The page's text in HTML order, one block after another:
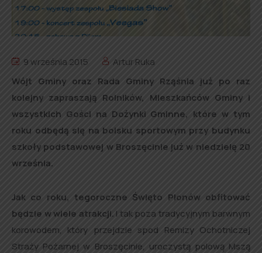
9 września 2015
Artur Ruka
Wójt Gminy oraz Rada Gminy Rząśnia już po raz
kolejny zapraszają Rolników, Mieszkańców Gminy i
wszystkich Gości na Dożynki Gminne, które w tym
roku odbędą się na boisku sportowym przy budynku
szkoły podstawowej w Broszęcinie już w niedzielę 20
września.
Jak co roku, tegoroczne Święto Plonów obfitować
będzie w wiele atrakcji. I tak poza tradycyjnym barwnym
korowodem, który przejdzie spod Remizy Ochotniczej
Straży Pożarnej w Broszęcinie, uroczystą polową Mszą